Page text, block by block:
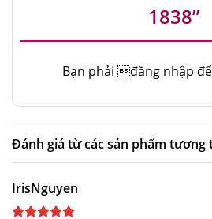
1838”
Bạn phải đăng nhập
Đánh giá từ các sản phẩm tương
IrisNguyen